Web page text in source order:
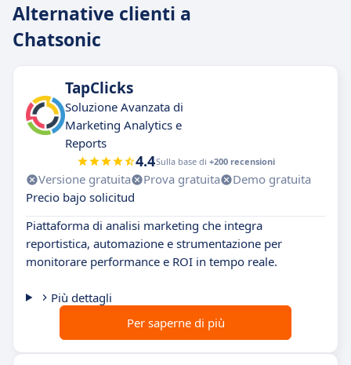
Alternative clienti a
Chatsonic
TapClicks
Soluzione Avanzata di
Marketing Analytics e
Reports
4.4Sulla base di +200 recensioni
Versione gratuita Prova gratuita
Demo gratuita
Precio bajo solicitud
Piattaforma di analisi marketing che integra
reportistica, automazione e strumentazione per
monitorare performance e ROI in tempo reale.
Più dettagli
Per saperne di più